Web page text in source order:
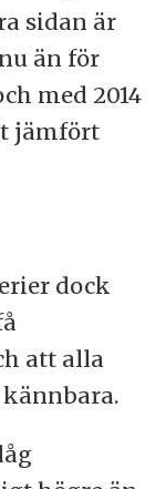
sidan är
än för
med 2014
jämfört
dock
att alla